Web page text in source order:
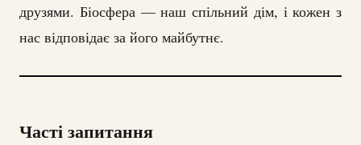
друзями. Біосфера — наш спільний дім, і кожен з
нас відповідає за його майбутнє.
Часті запитання